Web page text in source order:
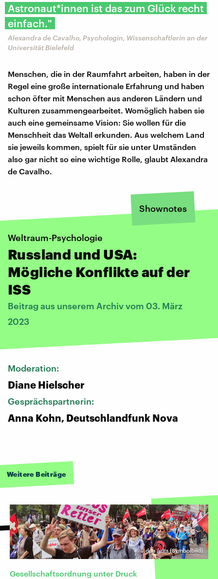
Astronaut*innen ist das zum Glück recht
einfach."
Alexandra de Cavalho, Psychologin, Wissenschaftlerin an der
Universität Bielefeld
Menschen, die in der Raumfahrt arbeiten, haben in der
Regel eine große internationale Erfahrung und haben
schon öfter mit Menschen aus anderen Ländern und
Kulturen zusammengearbeitet. Womöglich haben sie
auch eine gemeinsame Vision: Sie wollen für die
Menschheit das Weltall erkunden. Aus welchem Land
sie jeweils kommen, spielt für sie unter Umständen
also gar nicht so eine wichtige Rolle, glaubt Alexandra
de Cavalho.
Shownotes
Weltraum-Psychologie
Russland und USA:
Mögliche Konflikte auf der
ISS
Beitrag aus unserem Archiv vom 03. März
2023
Moderation:
Diane Hielscher
Gesprächspartnerin:
Anna Kohn, Deutschlandfunk Nova
Weitere Beiträge
©dpa / dts (Symbolbild)
Gesellschaftsordnung unter Druck